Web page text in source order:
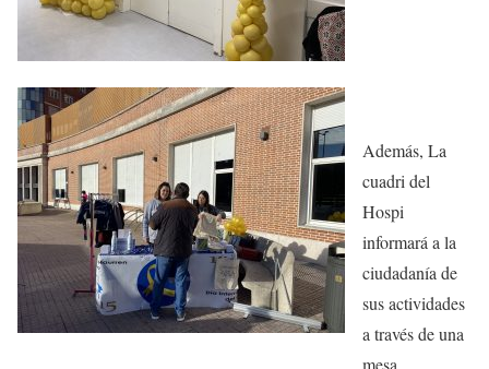
Además, La
cuadri del
Hospi
informará a la
ciudadanía de
sus actividades
a través de una
mesa